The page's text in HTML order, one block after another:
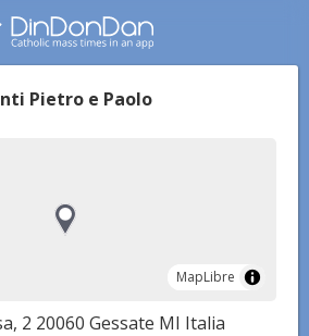
Pietro e Paolo
MapLibre
MapLibre
2 20060 Gessate MI Italia